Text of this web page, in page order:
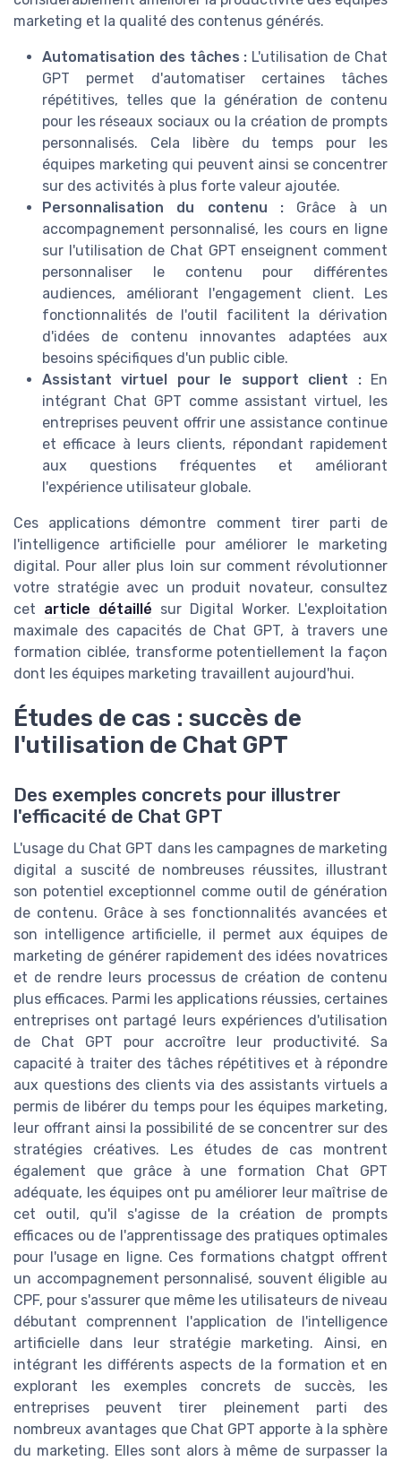
marketing et la qualité des contenus générés.
Automatisation des tâches : L'utilisation de Chat
GPT permet d'automatiser certaines tâches
répétitives, telles que la génération de contenu
pour les réseaux sociaux ou la création de prompts
personnalisés. Cela libère du temps pour les
équipes marketing qui peuvent ainsi se concentrer
sur des activités à plus forte valeur ajoutée.
Personnalisation du contenu : Grâce à un
accompagnement personnalisé, les cours en ligne
sur l'utilisation de Chat GPT enseignent comment
personnaliser le contenu pour différentes
audiences, améliorant l'engagement client. Les
fonctionnalités de l'outil facilitent la dérivation
d'idées de contenu innovantes adaptées aux
besoins spécifiques d'un public cible.
Assistant virtuel pour le support client : En
intégrant Chat GPT comme assistant virtuel, les
entreprises peuvent offrir une assistance continue
et efficace à leurs clients, répondant rapidement
aux questions fréquentes et améliorant
l'expérience utilisateur globale.
Ces applications démontre comment tirer parti de
l'intelligence artificielle pour améliorer le marketing
digital. Pour aller plus loin sur comment révolutionner
votre stratégie avec un produit novateur, consultez
cet article détaillé sur Digital Worker. L'exploitation
maximale des capacités de Chat GPT, à travers une
formation ciblée, transforme potentiellement la façon
dont les équipes marketing travaillent aujourd'hui.
Études de cas : succès de
l'utilisation de Chat GPT
Des exemples concrets pour illustrer
l'efficacité de Chat GPT
L'usage du Chat GPT dans les campagnes de marketing
digital a suscité de nombreuses réussites, illustrant
son potentiel exceptionnel comme outil de génération
de contenu. Grâce à ses fonctionnalités avancées et
son intelligence artificielle, il permet aux équipes de
marketing de générer rapidement des idées novatrices
et de rendre leurs processus de création de contenu
plus efficaces. Parmi les applications réussies, certaines
entreprises ont partagé leurs expériences d'utilisation
de Chat GPT pour accroître leur productivité. Sa
capacité à traiter des tâches répétitives et à répondre
aux questions des clients via des assistants virtuels a
permis de libérer du temps pour les équipes marketing,
leur offrant ainsi la possibilité de se concentrer sur des
stratégies créatives. Les études de cas montrent
également que grâce à une formation Chat GPT
adéquate, les équipes ont pu améliorer leur maîtrise de
cet outil, qu'il s'agisse de la création de prompts
efficaces ou de l'apprentissage des pratiques optimales
pour l'usage en ligne. Ces formations chatgpt offrent
un accompagnement personnalisé, souvent éligible au
CPF, pour s'assurer que même les utilisateurs de niveau
débutant comprennent l'application de l'intelligence
artificielle dans leur stratégie marketing. Ainsi, en
intégrant les différents aspects de la formation et en
explorant les exemples concrets de succès, les
entreprises peuvent tirer pleinement parti des
nombreux avantages que Chat GPT apporte à la sphère
du marketing. Elles sont alors à même de surpasser la